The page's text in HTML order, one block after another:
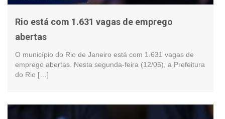
Rio está com 1.631 vagas de emprego
abertas
O município do Rio de Janeiro está com 1.631 vagas de
emprego abertas. Nesta segunda-feira (12/05), a Prefeitura
do Rio […]